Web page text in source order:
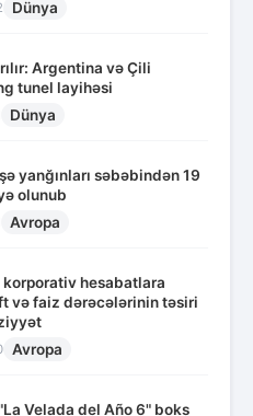
Dünya
Argentina və Çili
tunel layihəsi
Dünya
yanğınları səbəbindən 19
olunub
Avropa
korporativ hesabatlara
və faiz dərəcələrinin təsiri
Avropa
Velada del Año 6" boks